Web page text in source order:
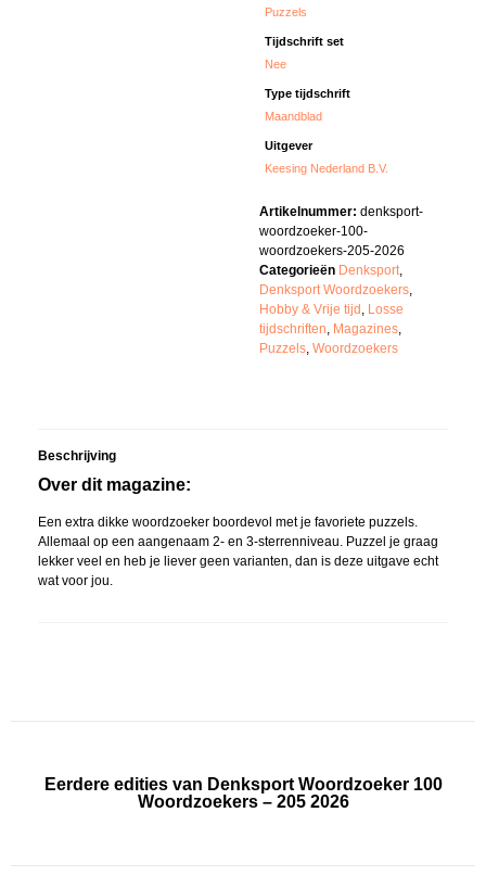
Puzzels
Tijdschrift set
Nee
Type tijdschrift
Maandblad
Uitgever
Keesing Nederland B.V.
Artikelnummer: denksport-
woordzoeker-100-
woordzoekers-205-2026
Categorieën Denksport
Denksport Woordzoekers
Hobby & Vrije tijd Losse
tijdschriften Magazines
Puzzels Woordzoekers
Beschrijving
Over dit magazine:
Een extra dikke woordzoeker boordevol met je favoriete puzzels.
Allemaal op een aangenaam 2- en 3-sterrenniveau. Puzzel je graag
lekker veel en heb je liever geen varianten, dan is deze uitgave echt
wat voor jou.
Eerdere edities van Denksport Woordzoeker 100
Woordzoekers – 205 2026